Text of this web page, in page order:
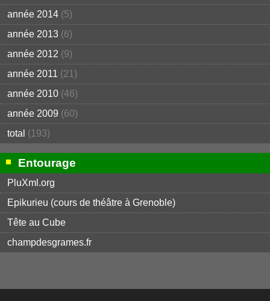
année 2014 (5)
année 2013 (6)
année 2012 (9)
année 2011 (21)
année 2010 (46)
année 2009 (60)
total (193)
Entourage
PluXml.org
Epikurieu (cours de théâtre à Grenoble)
Tête au Cube
champdesgrames.fr